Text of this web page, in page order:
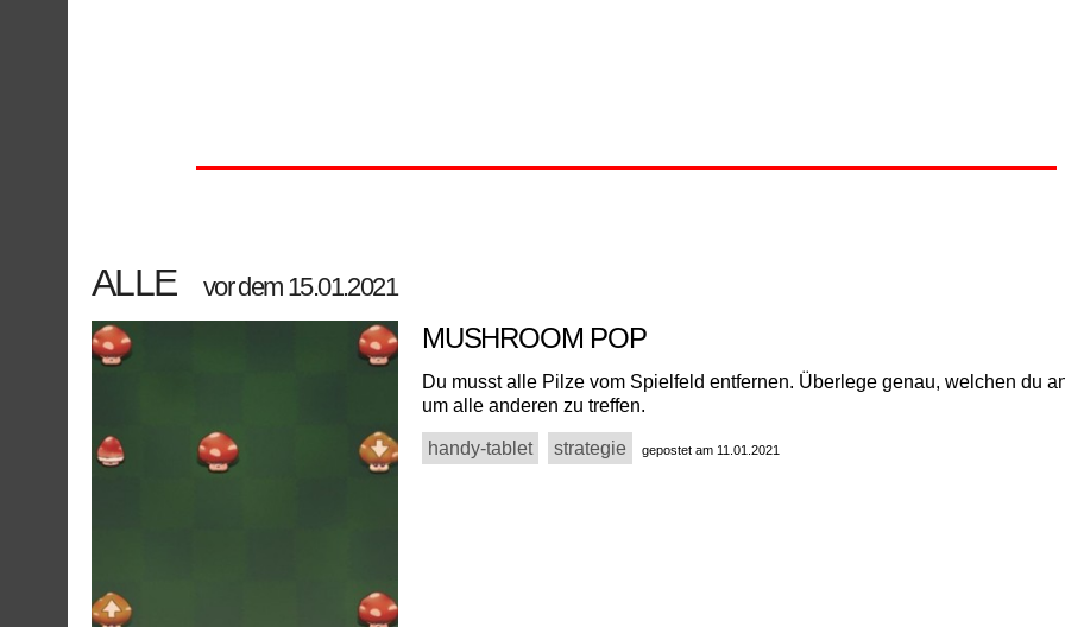
ALLE vor dem 15.01.2021
MUSHROOM POP
Du musst alle Pilze vom Spielfeld entfernen. Überlege genau, welchen du
um alle anderen zu treffen.
handy-tablet strategie gepostet am 11.01.2021